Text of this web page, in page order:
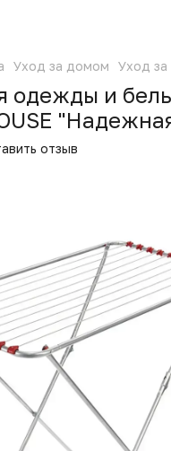
Уход за домом Уход за
одежды и
отзыв